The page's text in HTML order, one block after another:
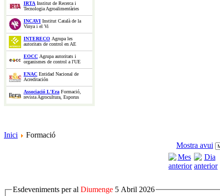
IRTA Institut de Recerca i
Tecnologia Agroalimentàries
INCAVI Institut Català de la
Vinya i el Vi
INTERECO Agrupa les
autoritats de control en AE
EOCC Agrupa autoritats i
organismes de control a l'UE
ENAC Entidad Nacional de
Acreditación
Associació L'Era Formació,
revista Agrocultura, Esporus
Inici
Formació
Mostra avui
Esdeveniments per al Diumenge 5 Abril 2026